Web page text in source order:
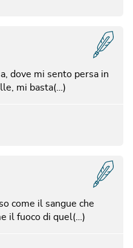
dove mi sento persa in
mi basta(…)
come il sangue che
il fuoco di quel(…)